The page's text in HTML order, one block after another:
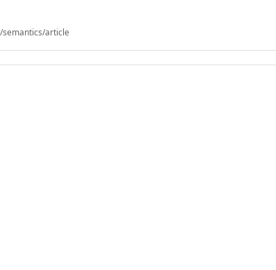
article